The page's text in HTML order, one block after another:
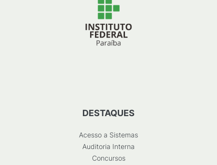
DESTAQUES
Acesso a Sistemas
Auditoria Interna
Concursos